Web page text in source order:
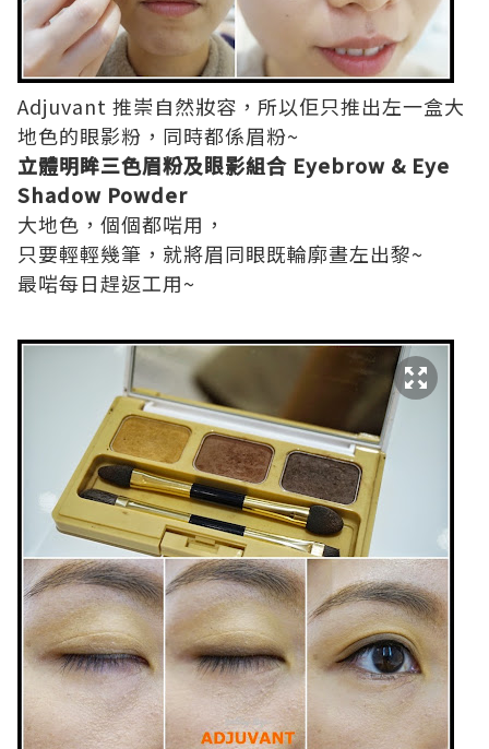
Adjuvant 推崇自然妝容，所以佢只推出左一盒大
地色的眼影粉，同時都係眉粉~
立體明眸三色眉粉及眼影組合 Eyebrow & Eye
Shadow Powder
大地色，個個都啱用，
只要輕輕幾筆，就將眉同眼既輪廓晝左出黎~
最啱每日趕返工用~